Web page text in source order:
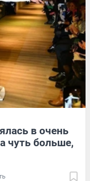
в очень
чуть больше,